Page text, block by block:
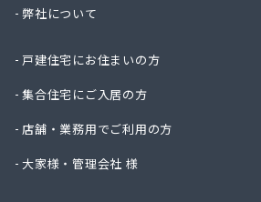
弊社について
戸建住宅にお住まいの方
集合住宅にご入居の方
店舗・業務用でご利用の方
大家様・管理会社 様